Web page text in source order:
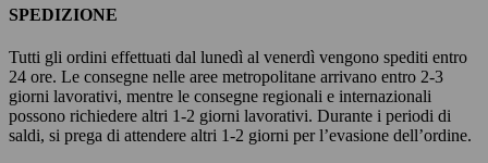
SPEDIZIONE
Tutti gli ordini effettuati dal lunedì al venerdì vengono spediti entro
24 ore. Le consegne nelle aree metropolitane arrivano entro 2-3
giorni lavorativi, mentre le consegne regionali e internazionali
possono richiedere altri 1-2 giorni lavorativi. Durante i periodi di
saldi, si prega di attendere altri 1-2 giorni per l’evasione dell’ordine.